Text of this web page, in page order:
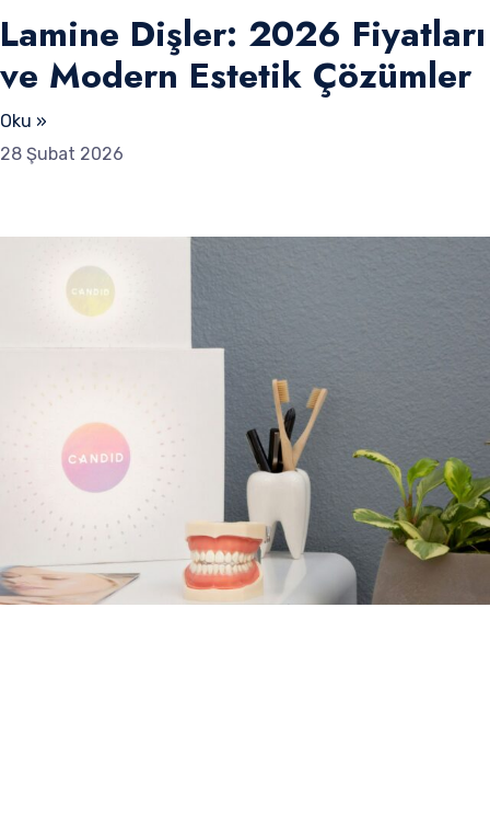
Lamine Dişler: 2026 Fiyatları
ve Modern Estetik Çözümler
Oku »
28 Şubat 2026